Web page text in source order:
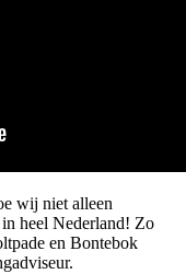
wij niet alleen
heel Nederland! Zo
en Bontebok